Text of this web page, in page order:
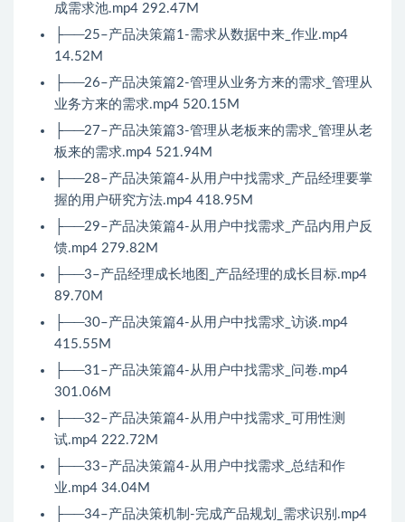
成需求池.mp4 292.47M
├──25–产品决策篇1-需求从数据中来_作业.mp4
14.52M
├──26–产品决策篇2-管理从业务方来的需求_管理从
业务方来的需求.mp4 520.15M
├──27–产品决策篇3-管理从老板来的需求_管理从老
板来的需求.mp4 521.94M
├──28–产品决策篇4-从用户中找需求_产品经理要掌
握的用户研究方法.mp4 418.95M
├──29–产品决策篇4-从用户中找需求_产品内用户反
馈.mp4 279.82M
├──3–产品经理成长地图_产品经理的成长目标.mp4
89.70M
├──30–产品决策篇4-从用户中找需求_访谈.mp4
415.55M
├──31–产品决策篇4-从用户中找需求_问卷.mp4
301.06M
├──32–产品决策篇4-从用户中找需求_可用性测
试.mp4 222.72M
├──33–产品决策篇4-从用户中找需求_总结和作
业.mp4 34.04M
├──34–产品决策机制-完成产品规划_需求识别.mp4